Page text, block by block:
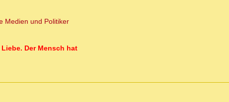
Medien und Politiker
Der Mensch hat